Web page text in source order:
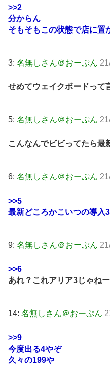
>>2
分からん
そもそもこの状態で店に置
3: 名無しさん＠おーぷん
せめてウェイクボードって
5: 名無しさん＠おーぷん
こんなんでビビってたら最
6: 名無しさん＠おーぷん
>>5
最新どころかこいつの導入
9: 名無しさん＠おーぷん
>>6
あれ？これアリア3じゃね
14: 名無しさん＠おーぷん
>>9
今度出る4やぞ
久々の199や